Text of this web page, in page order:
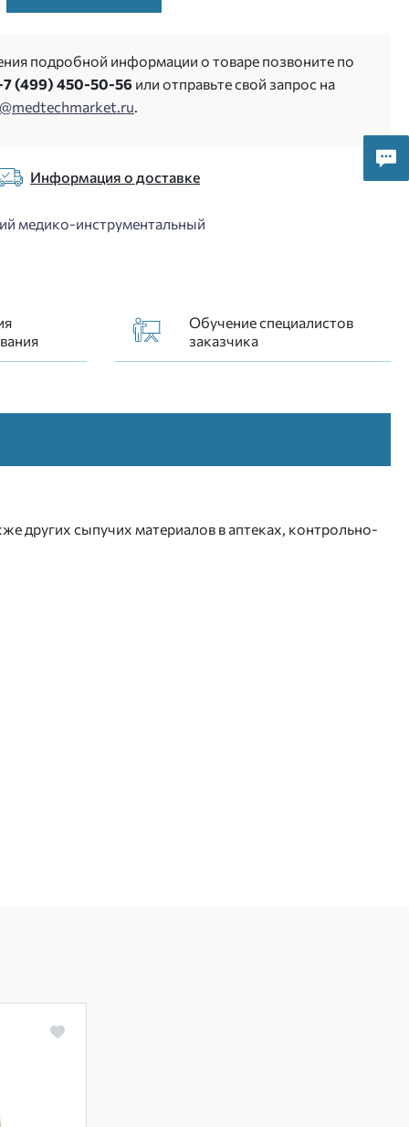
подробной информации о товаре позвоните по
(499) 450-50-56 или отправьте свой запрос на
.
Информация о доставке
медико-инструментальный
Обучение специалистов
заказчика
других сыпучих материалов в аптеках, контрольно-